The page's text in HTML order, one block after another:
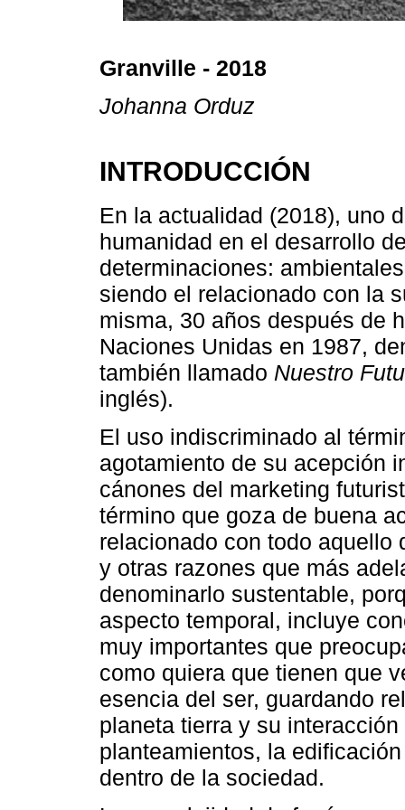
Granville - 2018
Johanna Orduz
INTRODUCCIÓN
En la actualidad (2018), uno
humanidad en el desarrollo
determinaciones:
siendo el relacionado con la
misma, 30 años después de
Naciones Unidas en 1987,
también llamado Nuestro
inglés).
El uso indiscriminado al
agotamiento de su acepción
cánones del marketing
término que goza de buena
relacionado con todo aquello
y otras razones que más
denominarlo sustentable,
aspecto temporal, incluye
muy importantes que
como quiera que tienen que
esencia del ser, guardando
planeta tierra y su
planteamientos, la
dentro de la sociedad.